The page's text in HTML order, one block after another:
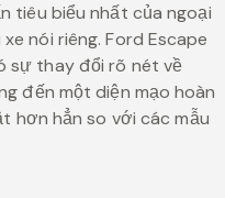
tiêu biểu nhất của ngoại
nói riêng. Ford Escape
sự thay đổi rõ nét về
đến một diện mạo hoàn
hơn hẳn so với các mẫu